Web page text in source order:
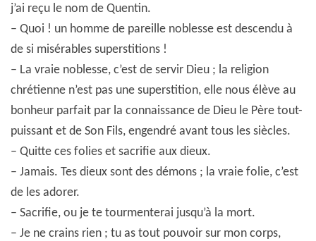
j’ai reçu le nom de Quentin.
– Quoi ! un homme de pareille noblesse est descendu à
de si misérables superstitions !
– La vraie noblesse, c’est de servir Dieu ; la religion
chrétienne n’est pas une superstition, elle nous élève au
bonheur parfait par la connaissance de Dieu le Père tout-
puissant et de Son Fils, engendré avant tous les siècles.
– Quitte ces folies et sacrifie aux dieux.
– Jamais. Tes dieux sont des démons ; la vraie folie, c’est
de les adorer.
– Sacrifie, ou je te tourmenterai jusqu’à la mort.
– Je ne crains rien ; tu as tout pouvoir sur mon corps,